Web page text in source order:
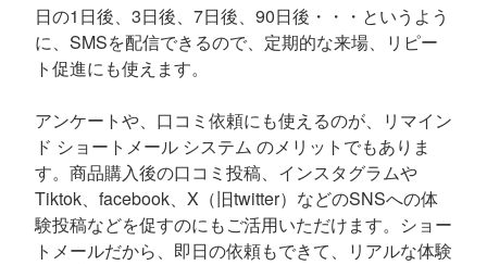
日の1日後、3日後、7日後、90日後・・・というよう
に、SMSを配信できるので、定期的な来場、リピー
ト促進にも使えます。
アンケートや、口コミ依頼にも使えるのが、リマイン
ド ショートメール システム のメリットでもありま
す。商品購入後の口コミ投稿、インスタグラムや
Tiktok、facebook、X（旧twitter）などのSNSへの体
験投稿などを促すのにもご活用いただけます。ショー
トメールだから、即日の依頼もできて、リアルな体験